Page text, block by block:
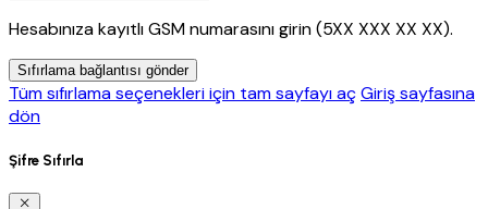
Hesabınıza kayıtlı GSM numarasını girin (5XX XXX XX XX).
Sıfırlama bağlantısı gönder
Tüm sıfırlama seçenekleri için tam sayfayı açGiriş sayfasına
dön
Şifre Sıfırla